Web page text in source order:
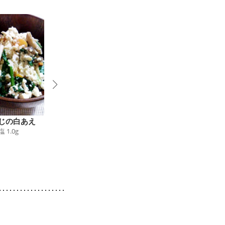
の白あえ
1.0g